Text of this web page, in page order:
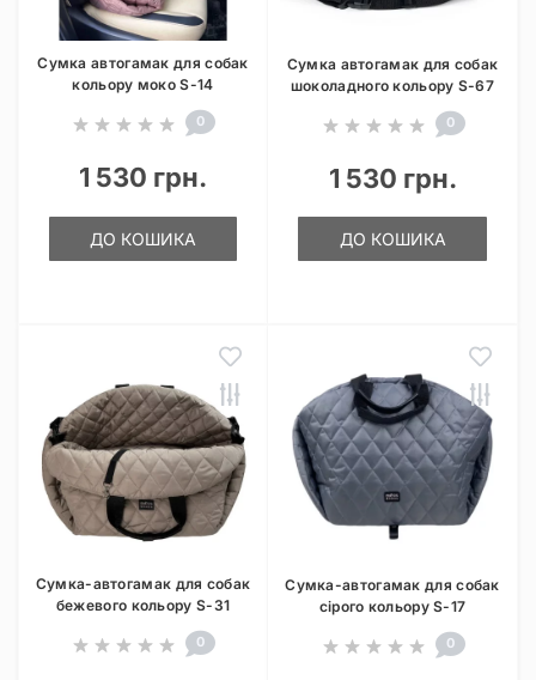
Сумка автогамак для собак
кольору моко S-14
0
1 530 грн.
ДО КОШИКА
Сумка автогамак для собак
шоколадного кольору S-67
0
1 530 грн.
ДО КОШИКА
Сумка-автогамак для собак
бежевого кольору S-31
0
Сумка-автогамак для собак
сірого кольору S-17
0